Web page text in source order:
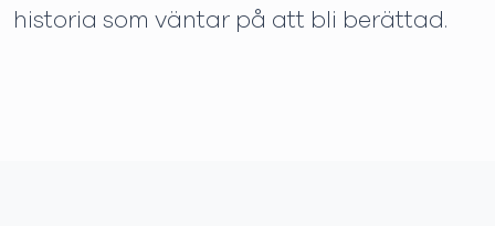
historia som väntar på att bli berättad.